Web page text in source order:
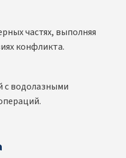
частях, выполняя
конфликта.
водолазными